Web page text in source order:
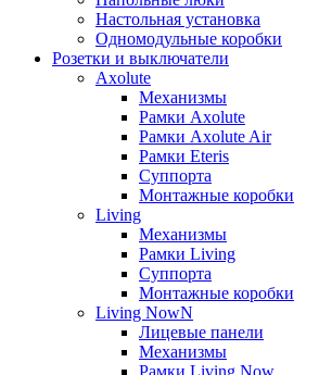
Настольная установка
Одномодульные коробки
Розетки и выключатели
Axolute
Механизмы
Рамки Axolute
Рамки Axolute Air
Рамки Eteris
Суппорта
Монтажные коробки
Living
Механизмы
Рамки Living
Суппорта
Монтажные коробки
Living NowN
Лицевые панели
Механизмы
Рамки Living Now